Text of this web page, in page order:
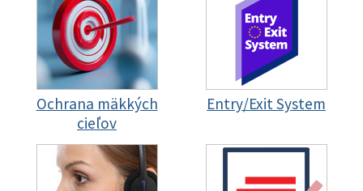
Ochrana mäkkých
cieľov
Entry/Exit System